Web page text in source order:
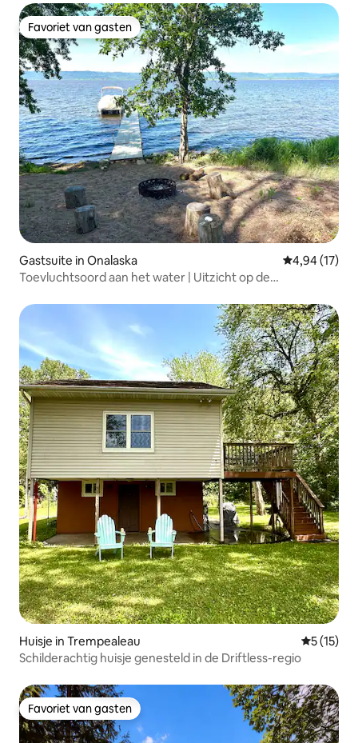
Favoriet van gasten
Favoriet van gasten
Gastsuite in Onalaska Gemiddelde
4,94 (17)
Toevluchtsoord aan het water | Uitzicht op de
Huisje in Trempealeau
5 (15)
Schilderachtig huisje genesteld in de Driftless-regio
Favoriet van gasten
Favoriet van gasten